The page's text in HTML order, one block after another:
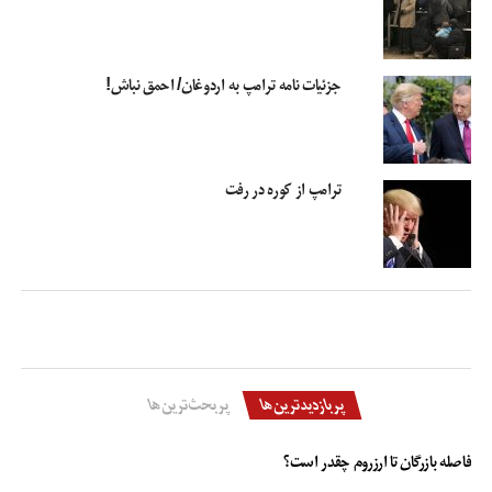
در کردستان عراق شلیک کرد. انجام این حملات همزمان نمایانگر شدیدترین اقدام
که در آن موشک‌های قیام و ذوالفقار مورد استفاده قرار گرفتند، تروریست‌های داعش
در نزدیکی مرزهای شرقی سوریه و شهر بوکمال در این کشور بود. در ماه سپتامبر
موشک فاتح ۱۱۰ به مقصد کردستان عراق شلیک شد.
در حالی که ایالات متحده همچنان به تهدید ایران مشغول است، تهران به توسعه هر
چه بیشتر موشک‌های قدرتمند خود ادامه می‌دهد. قدرتی که آمریکا باید از آن بترسد.
نشریه آمریکا
جزئیات نامه ترامپ به اردوغان/ احمق نباش!
ترامپ از کوره در رفت
پربازدیدترین‌ها پربحث‌ترین‌ها
فاصله بازرگان تا ارزروم چقدر است؟